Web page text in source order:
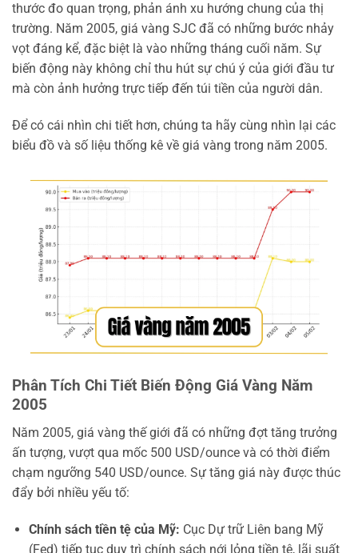
thước đo quan trọng, phản ánh xu hướng chung của thị
trường. Năm 2005, giá vàng SJC đã có những bước nhảy
vọt đáng kể, đặc biệt là vào những tháng cuối năm. Sự
biến động này không chỉ thu hút sự chú ý của giới đầu tư
mà còn ảnh hưởng trực tiếp đến túi tiền của người dân.
Để có cái nhìn chi tiết hơn, chúng ta hãy cùng nhìn lại các
biểu đồ và số liệu thống kê về giá vàng trong năm 2005.
Phân Tích Chi Tiết Biến Động Giá Vàng Năm
2005
Năm 2005, giá vàng thế giới đã có những đợt tăng trưởng
ấn tượng, vượt qua mốc 500 USD/ounce và có thời điểm
chạm ngưỡng 540 USD/ounce. Sự tăng giá này được thúc
đẩy bởi nhiều yếu tố:
Chính sách tiền tệ của Mỹ: Cục Dự trữ Liên bang Mỹ
(Fed) tiếp tục duy trì chính sách nới lỏng tiền tệ, lãi suất